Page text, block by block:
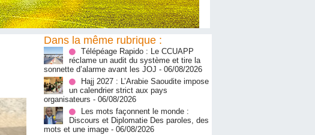
Dans la même rubrique :
Télépéage Rapido : Le CCUAPP
réclame un audit du système et tire la
sonnette d’alarme avant les JOJ - 06/08/2026
Hajj 2027 : L’Arabie Saoudite impose
un calendrier strict aux pays
organisateurs - 06/08/2026
Les mots façonnent le monde :
Discours et Diplomatie Des paroles, des
mots et une image - 06/08/2026